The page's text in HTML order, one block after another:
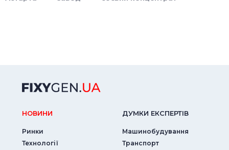
НОВИНИ
Ринки
Технології
ДУМКИ ЕКСПЕРТIВ
Машинобудування
Транспорт